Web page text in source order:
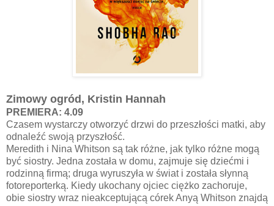
Zimowy ogród, Kristin Hannah
PREMIERA: 4.09
Czasem wystarczy otworzyć drzwi do przeszłości matki, aby
odnaleźć swoją przyszłość.
Meredith i Nina Whitson są tak różne, jak tylko różne mogą
być siostry. Jedna została w domu, zajmuje się dziećmi i
rodzinną firmą; druga wyruszyła w świat i została słynną
fotoreporterką. Kiedy ukochany ojciec ciężko zachoruje,
obie siostry wraz nieakceptującą córek Anyą Whitson znajdą